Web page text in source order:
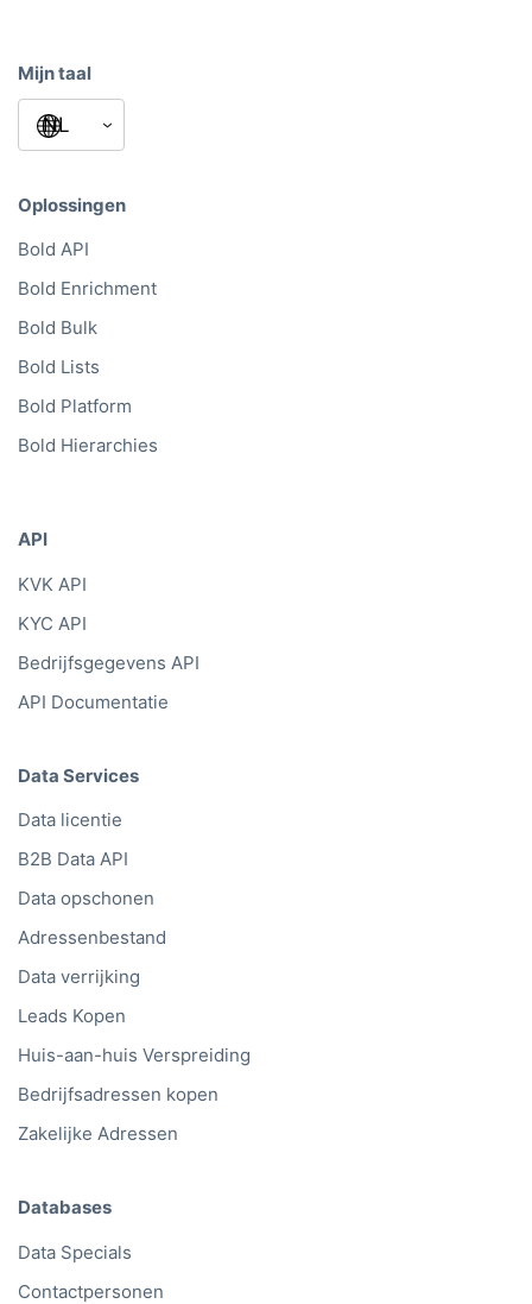
Mijn taal
Oplossingen
Bold API
Bold Enrichment
Bold Bulk
Bold Lists
Bold Platform
Bold Hierarchies
API
KVK API
KYC API
Bedrijfsgegevens API
API Documentatie
Data Services
Data licentie
B2B Data API
Data opschonen
Adressenbestand
Data verrijking
Leads Kopen
Huis-aan-huis Verspreiding
Bedrijfsadressen kopen
Zakelijke Adressen
Databases
Data Specials
Contactpersonen